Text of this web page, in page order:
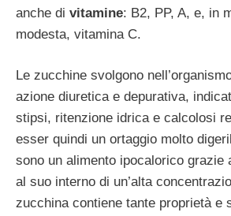
anche di vitamine: B2, PP, A, e, in
modesta, vitamina C.
Le zucchine svolgono
azione diuretica e depurativa,
stipsi, ritenzione idrica e calcolosi
esser quindi un ortaggio molto
sono un alimento ipocalorico grazie
al suo interno di un’alta
zucchina contiene tante proprietà e